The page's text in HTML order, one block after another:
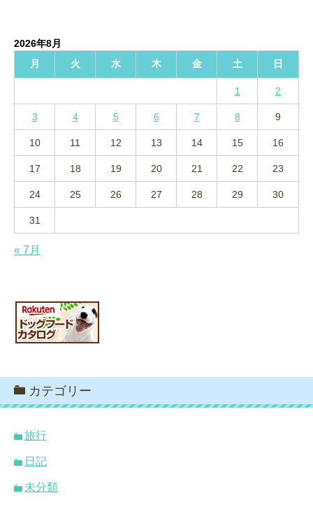
ブ
2026年8月
月
火 水 木 金 土 日
1 2
3 4 5 6 7 8 9
10 11 12 13 14 15 16
17 18 19 20 21 22 23
24 25 26 27 28 29 30
31
« 7月
カテゴリー
旅行
日記
未分類